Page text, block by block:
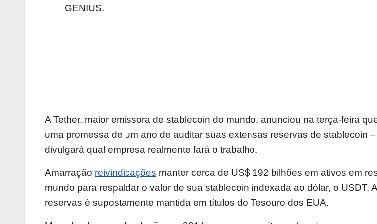
GENIUS.
A Tether, maior emissora de stablecoin do mundo, anunciou na terça-feira
uma promessa de um ano de auditar suas extensas reservas de stablecoin
divulgará qual empresa realmente fará o trabalho.
Amarração reivindicações manter cerca de US$ 192 bilhões em ativos em
mundo para respaldar o valor de sua stablecoin indexada ao dólar, o USDT.
reservas é supostamente mantida em títulos do Tesouro dos EUA.